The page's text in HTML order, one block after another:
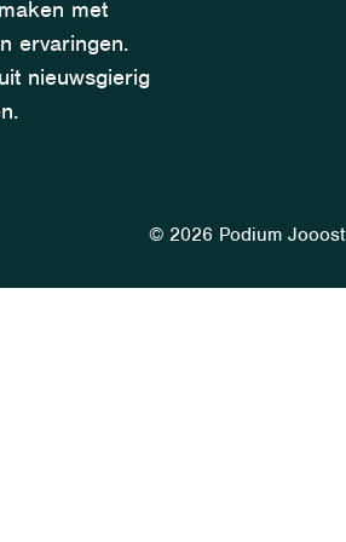
met
ervaringen.
nieuwsgierig
© 2026 Podium Jooost